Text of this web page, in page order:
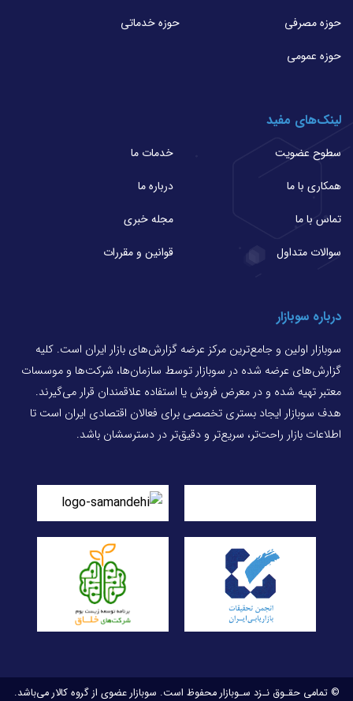
حوزه مصرفی
حوزه خدماتی
حوزه عمومی
لینک‌های مفید
سطوح عضویت
خدمات ما
همکاری با ما
درباره ما
تماس با ما
مجله خبری
سوالات متداول
قوانین و مقررات
درباره سوبازار
سوبازار اولین و جامع‌ترین مرکز عرضه گزارش‌های بازار ایران است. کلیه
گزارش‌های عرضه شده در سوبازار توسط سازمان‌ها، شرکت‌ها و موسسات
معتبر تهیه شده و در معرض فروش یا استفاده علاقمندان قرار می‌گیرند.
هدف سوبازار ایجاد بستری تخصصی برای فعالان اقتصادی ایران است تا
اطلاعات بازار راحت‌تر، سریع‌تر و دقیق‌تر در دسترسشان باشد.
© تمامی حقـوق نـزد سـوبازار محفوظ است. سوبازار عضوی از گروه کالار می‌باشد.